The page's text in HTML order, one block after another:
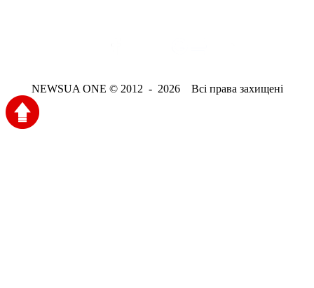
NEWSUA ONE © 2012 - 2026 Всі права захищені